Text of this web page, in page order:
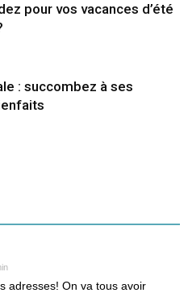
pour vos vacances d’été
: succombez à ses
adresses! On va tous avoir